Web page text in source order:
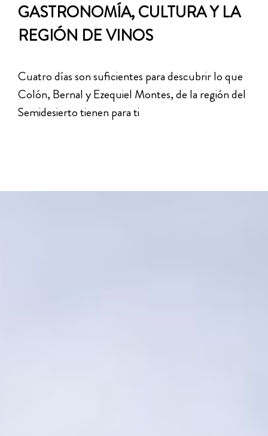
GASTRONOMÍA, CULTURA Y LA
REGIÓN DE VINOS
Cuatro días son suficientes para descubrir lo que
Colón, Bernal y Ezequiel Montes, de la región del
Semidesierto tienen para ti